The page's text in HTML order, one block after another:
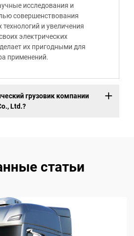
исследования и
совершенствования
и увеличения
электрических
их пригодными для
применений.
грузовик компании
Ltd.?
статьи